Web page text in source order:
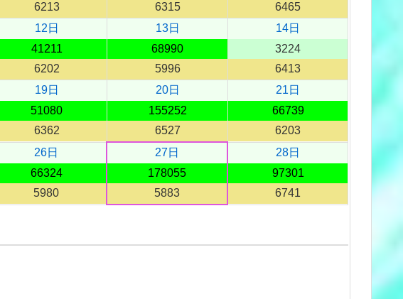
6213
6315
6465
12日
41211
6202
13日
68990
5996
14日
3224
6413
19日
51080
6362
20日
155252
6527
21日
66739
6203
26日
66324
5980
27日
178055
5883
28日
97301
6741